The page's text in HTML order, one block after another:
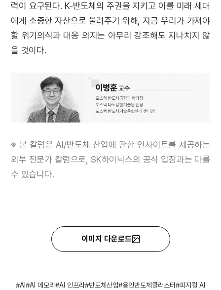
력이 요구된다. K-반도체의 주권을 지키고 이를 미래 세대
에게 소중한 자산으로 물려주기 위해, 지금 우리가 가져야
할 위기의식과 대응 의지는 아무리 강조해도 지나치지 않
을 것이다.
※ 본 칼럼은 AI/반도체 산업에 관한 인사이트를 제공하는
외부 전문가 칼럼으로, SK하이닉스의 공식 입장과는 다를
수 있습니다.
이미지 다운로드
AI AI 메모리 AI 인프라 반도체산업 용인반도체클러스터 피지컬 AI